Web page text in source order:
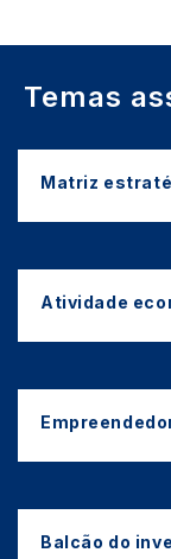
Temas
Matriz
Atividade
Balcão do